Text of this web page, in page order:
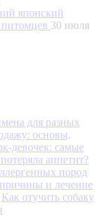
японский
питомцев 30 июля
для разных
основы,
девочек: самые
аппетит?
пород
и лечение
Как отучить собаку